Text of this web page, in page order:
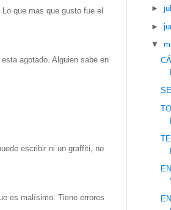
que mas que gusto fue el
agotado. Alguien sabe en
escribir ni un graffiti, no
es malísimo. Tiene errores
►
►
▼